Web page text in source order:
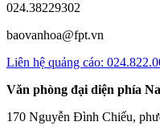
024.38229302
baovanhoa@fpt.vn
Liên hệ quảng cáo:
Văn phòng đại diện phía
170 Nguyễn Đình Chiểu,